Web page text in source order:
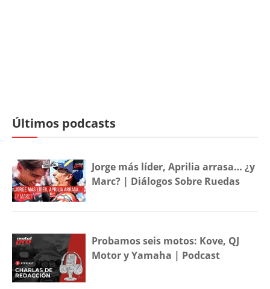
Últimos podcasts
Jorge más líder, Aprilia arrasa… ¿y
Marc? | Diálogos Sobre Ruedas
Probamos seis motos: Kove, QJ
Motor y Yamaha | Podcast